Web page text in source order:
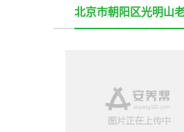
北京市朝阳区光明山